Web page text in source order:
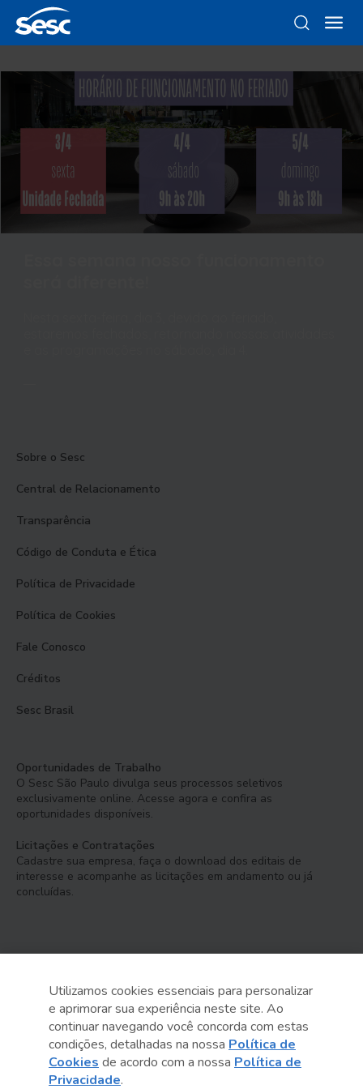
Sobre o Sesc
Central de Relacionamento
Transparência
Código de Conduta e Ética
Política de Privacidade
Política de Cookies
Fale Conosco
Créditos
Sesc Brasil
Oportunidades de Trabalho
O Sesc São Paulo divulga seus processos seletivos
exclusivamente online. Acesse agora e confira as
oportunidades disponíveis.
Licitações e Contratações
Cadastre sua empresa, faça o download dos editais de
interesse e acompanhe as licitações em andamento ou já
concluídas.
Serviço Social do Comércio
Administração Regional no Estado de São Paulo
Sesc São Paulo por aí:
Utilizamos cookies essenciais para personalizar
e aprimorar sua experiência neste site. Ao
continuar navegando você concorda com estas
condições, detalhadas na nossa Política de
Cookies de acordo com a nossa Política de
Privacidade.